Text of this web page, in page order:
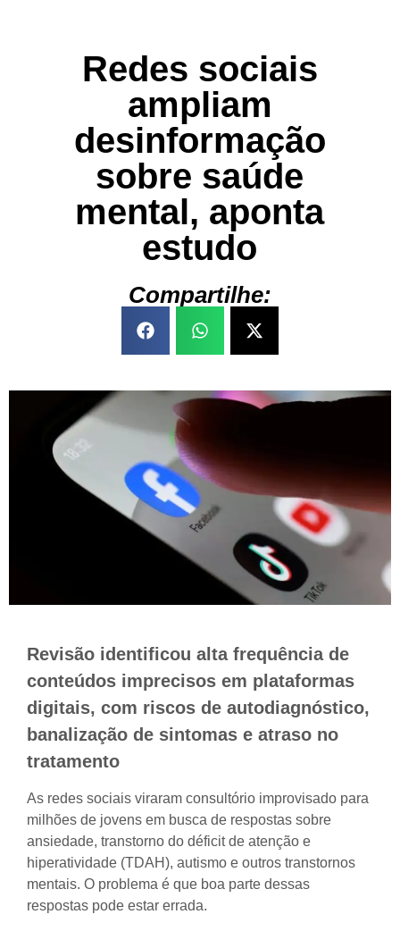
Redes sociais
ampliam
desinformação
sobre saúde
mental, aponta
estudo
Compartilhe:
Revisão identificou alta frequência de
conteúdos imprecisos em plataformas
digitais, com riscos de autodiagnóstico,
banalização de sintomas e atraso no
tratamento
As redes sociais viraram consultório improvisado para
milhões de jovens em busca de respostas sobre
ansiedade, transtorno do déficit de atenção e
hiperatividade (TDAH), autismo e outros transtornos
mentais. O problema é que boa parte dessas
respostas pode estar errada.